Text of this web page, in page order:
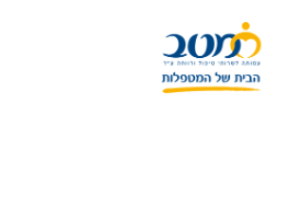
5 Regole d'Oro su